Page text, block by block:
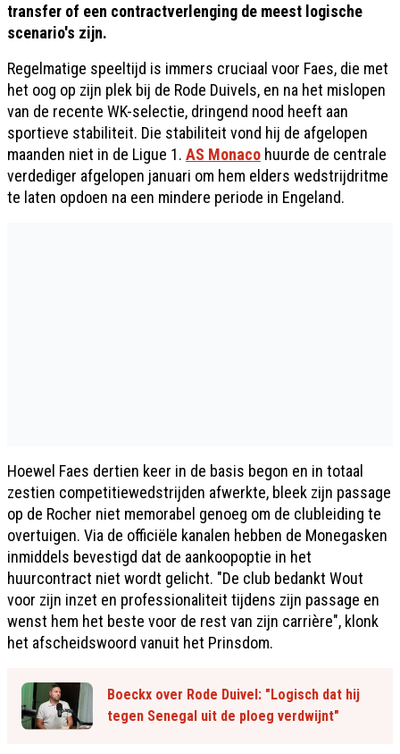
transfer of een contractverlenging de meest logische
scenario's zijn.
Regelmatige speeltijd is immers cruciaal voor Faes, die met
het oog op zijn plek bij de Rode Duivels, en na het mislopen
van de recente WK-selectie, dringend nood heeft aan
sportieve stabiliteit. Die stabiliteit vond hij de afgelopen
maanden niet in de Ligue 1. AS Monaco huurde de centrale
verdediger afgelopen januari om hem elders wedstrijdritme
te laten opdoen na een mindere periode in Engeland.
Hoewel Faes dertien keer in de basis begon en in totaal
zestien competitiewedstrijden afwerkte, bleek zijn passage
op de Rocher niet memorabel genoeg om de clubleiding te
overtuigen. Via de officiële kanalen hebben de Monegasken
inmiddels bevestigd dat de aankoopoptie in het
huurcontract niet wordt gelicht. "De club bedankt Wout
voor zijn inzet en professionaliteit tijdens zijn passage en
wenst hem het beste voor de rest van zijn carrière", klonk
het afscheidswoord vanuit het Prinsdom.
Boeckx over Rode Duivel: "Logisch dat hij
tegen Senegal uit de ploeg verdwijnt"